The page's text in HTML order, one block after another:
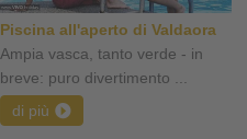
Piscina all'aperto di Valdaora
Ampia vasca, tanto verde - in
breve: puro divertimento ...
di più